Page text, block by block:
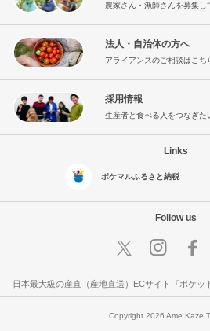
農家さん・漁師さんを募集し
法人・自治体の方へ
アライアンスのご相談はこち
採用情報
生産者と食べる人をつなぎた
Links
ポケマルふるさと納税
Follow us
日本最大級の産直（産地直送）ECサイト『ポケッ
Copyright 2026 Ame Kaze